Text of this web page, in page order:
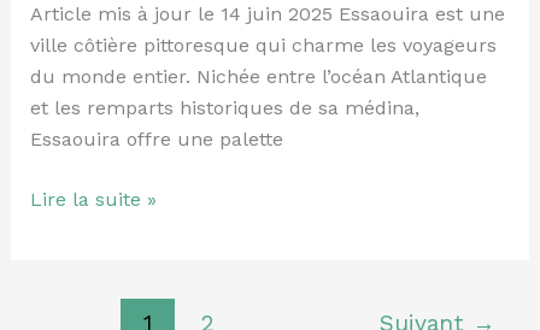
Article mis à jour le 14 juin 2025 Essaouira est une
ville côtière pittoresque qui charme les voyageurs
du monde entier. Nichée entre l’océan Atlantique
et les remparts historiques de sa médina,
Essaouira offre une palette
dans
la
Médina
et
ses
Lire la suite »
1 2 Suivant →